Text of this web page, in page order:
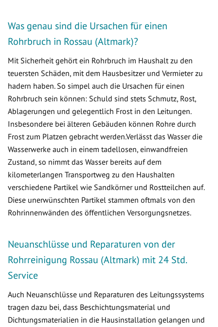
Was genau sind die Ursachen für einen
Rohrbruch in Rossau (Altmark)?
Mit Sicherheit gehört ein Rohrbruch im Haushalt zu den
teuersten Schäden, mit dem Hausbesitzer und Vermieter zu
hadern haben. So simpel auch die Ursachen für einen
Rohrbruch sein können: Schuld sind stets Schmutz, Rost,
Ablagerungen und gelegentlich Frost in den Leitungen.
Insbesondere bei älteren Gebäuden können Rohre durch
Frost zum Platzen gebracht werden.Verlässt das Wasser die
Wasserwerke auch in einem tadellosen, einwandfreien
Zustand, so nimmt das Wasser bereits auf dem
kilometerlangen Transportweg zu den Haushalten
verschiedene Partikel wie Sandkörner und Rostteilchen auf.
Diese unerwünschten Partikel stammen oftmals von den
Rohrinnenwänden des öffentlichen Versorgungsnetzes.
Neuanschlüsse und Reparaturen von der
Rohrreinigung Rossau (Altmark) mit 24 Std.
Service
Auch Neuanschlüsse und Reparaturen des Leitungssystems
tragen dazu bei, dass Beschichtungsmaterial und
Dichtungsmaterialien in die Hausinstallation gelangen und